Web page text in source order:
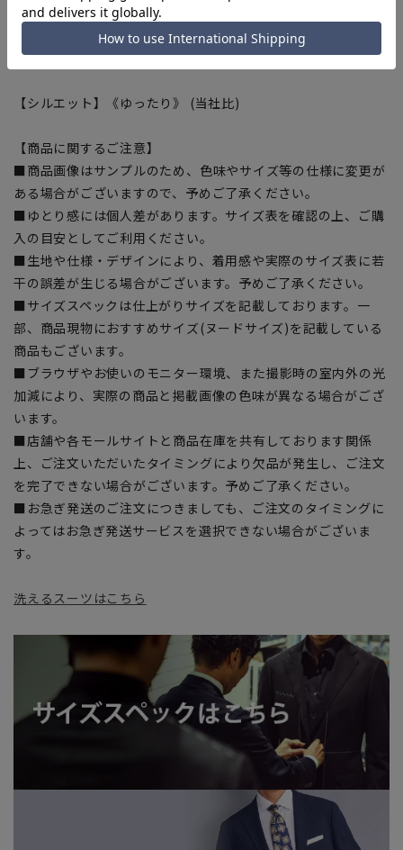
『ECOBLUE』はマテリアルリサイクルにより、ペットボトル
を繊維へと再生しています。当製品は裏地の糸の一部に
『ECOBLUE』を使用しています。
【シルエット】《ゆったり》 (当社比)
【商品に関するご注意】
■商品画像はサンプルのため、色味やサイズ等の仕様に変更が
ある場合がございますので、予めご了承ください。
■ゆとり感には個人差があります。サイズ表を確認の上、ご購
入の目安としてご利用ください。
■生地や仕様・デザインにより、着用感や実際のサイズ表に若
干の誤差が生じる場合がございます。予めご了承ください。
■サイズスペックは仕上がりサイズを記載しております。一
部、商品現物におすすめサイズ(ヌードサイズ)を記載している
商品もございます。
■ブラウザやお使いのモニター環境、また撮影時の室内外の光
加減により、実際の商品と掲載画像の色味が異なる場合がござ
います。
■店舗や各モールサイトと商品在庫を共有しております関係
上、ご注文いただいたタイミングにより欠品が発生し、ご注文
を完了できない場合がございます。予めご了承ください。
■お急ぎ発送のご注文につきましても、ご注文のタイミングに
よってはお急ぎ発送サービスを選択できない場合がございま
す。
洗えるスーツはこちら